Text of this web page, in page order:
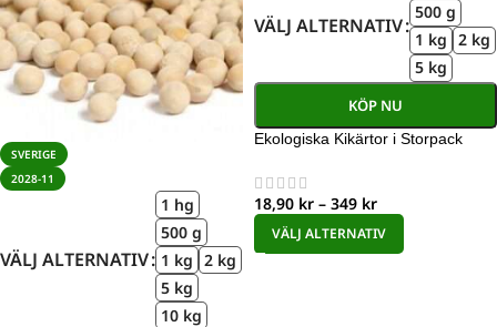
SVERIGE
2028-11
VÄLJ ALTERNATIV
1 hg
500 g
1 kg 2 kg
5 kg
10 kg
VÄLJ ALTERNATIV
500 g
1 kg 2 kg
5 kg
KÖP NU
Ekologiska Kikärtor i Storpack
18,90 kr – 349 kr
VÄLJ ALTERNATIV